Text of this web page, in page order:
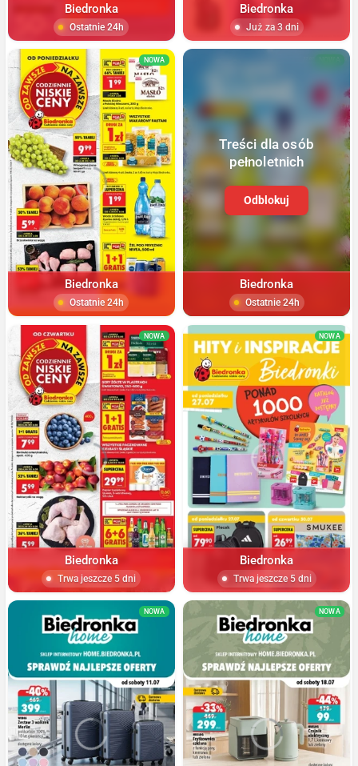
Biedronka
Ostatnie 24h
Biedronka
Już za 3 dni
NOWA
Biedronka
Ostatnie 24h
Treści dla osób
pełnoletnich
Odblokuj
Biedronka
Ostatnie 24h
NOWA
Biedronka
Trwa jeszcze 5 dni
NOWA
Biedronka
Trwa jeszcze 5 dni
NOWA NOWA